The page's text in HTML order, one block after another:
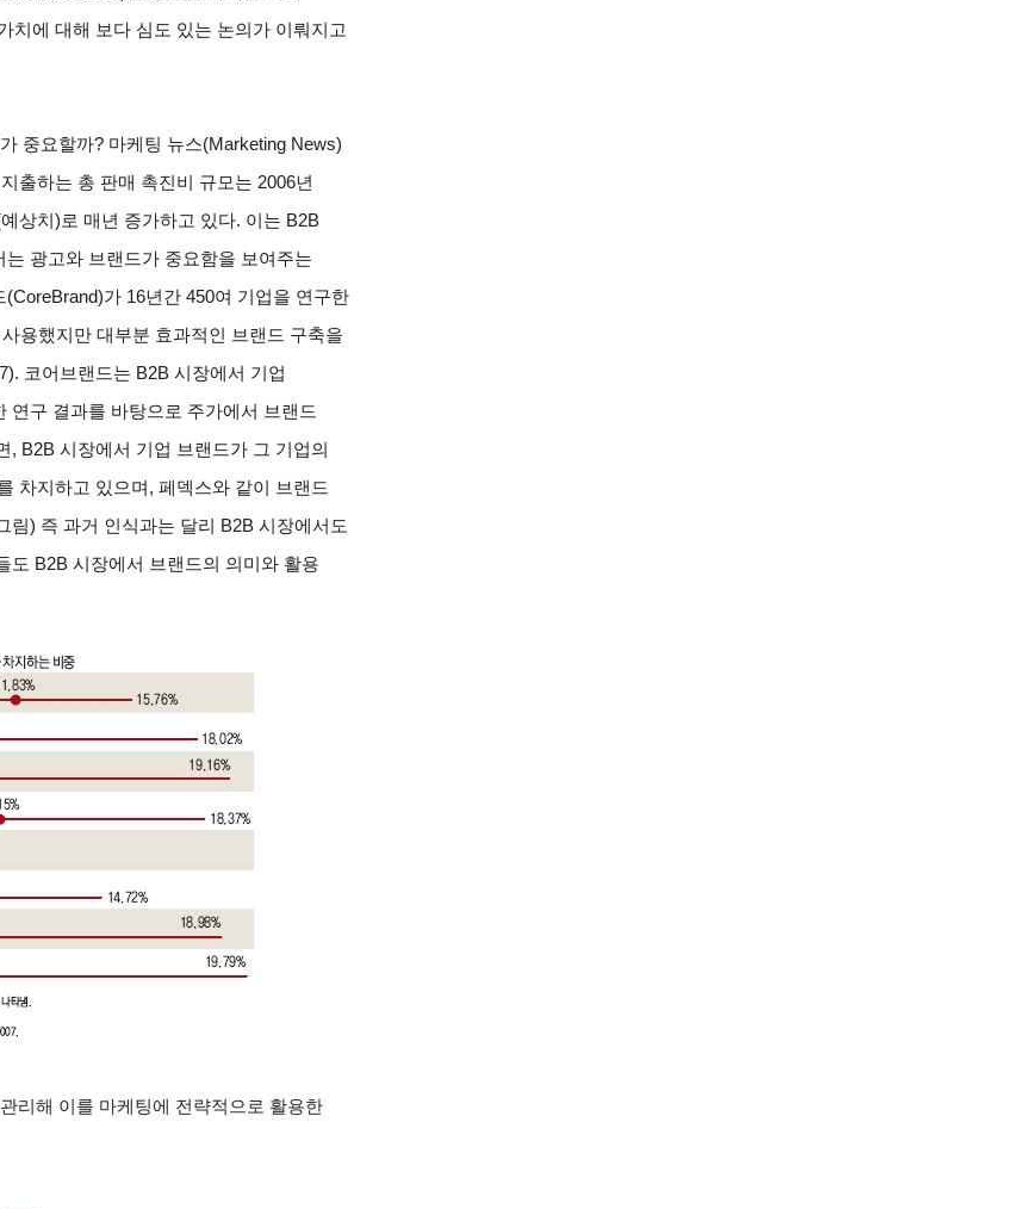
치에 대해 보다 심도 있는 논의가 이뤄지고
중요할까? 마케팅 뉴스(Marketing News)
출하는 총 판매 촉진비 규모는 2006년
상치)로 매년 증가하고 있다. 이는 B2B
광고와 브랜드가 중요함을 보여주는
가 16년간 450여 기업을 연구한
용했지만 대부분 효과적인 브랜드 구축을
코어브랜드는 B2B 시장에서 기업
연구 결과를 바탕으로 주가에서 브랜드
, B2B 시장에서 기업 브랜드가 그 기업의
차지하고 있으며, 페덱스와 같이 브랜드
림) 즉 과거 인식과는 달리 B2B 시장에서도
도 B2B 시장에서 브랜드의 의미와 활용
리해 이를 마케팅에 전략적으로 활용한